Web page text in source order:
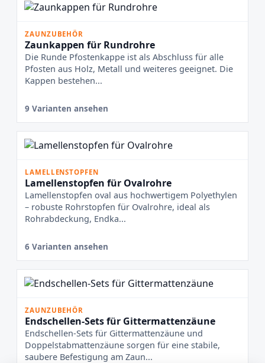
ZAUNZUBEHÖR
Zaunkappen für Rundrohre
Die Runde Pfostenkappe ist als Abschluss für alle
Pfosten aus Holz, Metall und weiteres geeignet. Die
Kappen bestehen...
9 Varianten ansehen
LAMELLENSTOPFEN
Lamellenstopfen für Ovalrohre
Lamellenstopfen oval aus hochwertigem Polyethylen
– robuste Rohrstopfen für Ovalrohre, ideal als
Rohrabdeckung, Endka...
6 Varianten ansehen
ZAUNZUBEHÖR
Endschellen-Sets für Gittermattenzäune
Endschellen-Sets für Gittermattenzäune und
Doppelstabmattenzäune sorgen für eine stabile,
saubere Befestigung am Zaun...